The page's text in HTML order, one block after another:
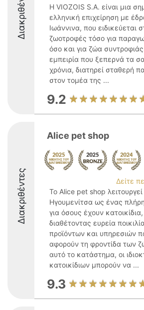
Η VIOZOIS S.A. είναι μια
ελληνική επιχείρηση με
Ιωάννινα, που ειδικεύεται
ζωοτροφές τόσο για
όσο και για ζώα
εμπειρία που ξεπερνά τα
χρόνια, διατηρεί σταθερή
στον τομέα της ...
9.2
Διακριθέντες
Alice pet shop
Δείτε
Το Alice pet shop
Ηγουμενίτσα ως ένας
για όσους έχουν κατοικίδια,
διαθέτοντας ευρεία ποικιλία
προϊόντων και υπηρεσιών
αφορούν τη φροντίδα των
αυτό το κατάστημα, οι
κατοικίδιων μπορούν να ...
9.3